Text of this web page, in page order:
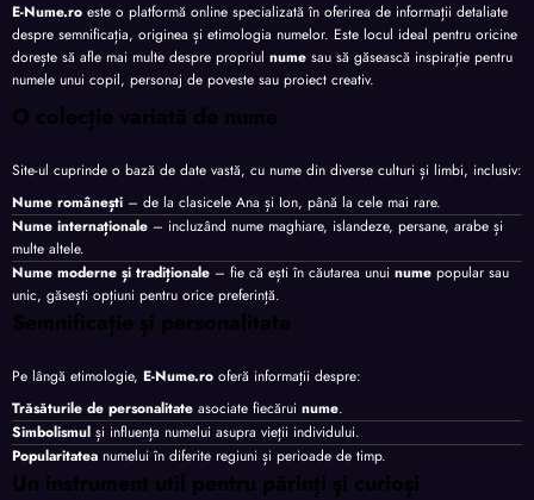
E-Nume.ro este o platformă online specializată în oferirea de informații detaliate
despre semnificația, originea și etimologia numelor. Este locul ideal pentru oricine
dorește să afle mai multe despre propriul nume sau să găsească inspirație pentru
numele unui copil, personaj de poveste sau proiect creativ.
O colecție variată de nume
Site-ul cuprinde o bază de date vastă, cu nume din diverse culturi și limbi, inclusiv:
Nume românești – de la clasicele Ana și Ion, până la cele mai rare.
Nume internaționale – incluzând nume maghiare, islandeze, persane, arabe și
multe altele.
Nume moderne și tradiționale – fie că ești în căutarea unui nume popular sau
unic, găsești opțiuni pentru orice preferință.
Semnificație și personalitate
Pe lângă etimologie, E-Nume.ro oferă informații despre:
Trăsăturile de personalitate asociate fiecărui nume.
Simbolismul și influența numelui asupra vieții individului.
Popularitatea numelui în diferite regiuni și perioade de timp.
Un instrument util pentru părinți și curioși